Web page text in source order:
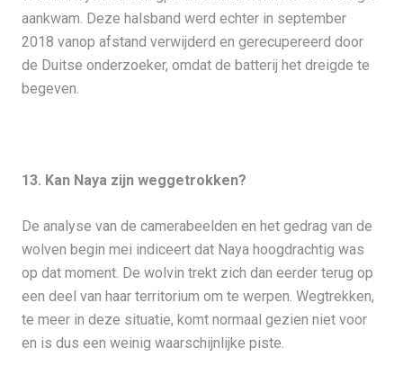
aankwam. Deze halsband werd echter in september
2018 vanop afstand verwijderd en gerecupereerd door
de Duitse onderzoeker, omdat de batterij het dreigde te
begeven.
13. Kan Naya zijn weggetrokken?
De analyse van de camerabeelden en het gedrag van de
wolven begin mei indiceert dat Naya hoogdrachtig was
op dat moment. De wolvin trekt zich dan eerder terug op
een deel van haar territorium om te werpen. Wegtrekken,
te meer in deze situatie, komt normaal gezien niet voor
en is dus een weinig waarschijnlijke piste.